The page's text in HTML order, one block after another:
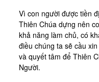
Bạn Đường Linh Thao
Để Tự Do và Hạnh
Khoá Linh Thao
Vì con người được tiền
Thiên Chúa dựng nên
khả năng làm chủ, có
điều chúng ta sẽ cầu
và quyết tâm để Thiên
Người.